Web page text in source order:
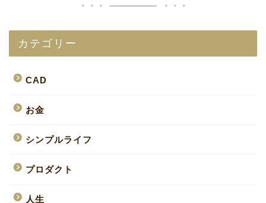
カテゴリー
CAD
お金
シンプルライフ
プロダクト
人生